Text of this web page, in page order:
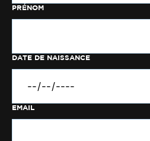
PRÉNOM
DATE DE NAISSANCE
EMAIL